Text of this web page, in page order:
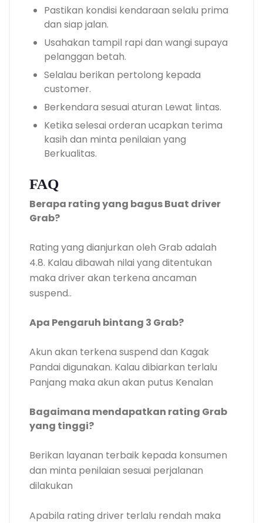
Pastikan kondisi kendaraan selalu prima
dan siap jalan.
Usahakan tampil rapi dan wangi supaya
pelanggan betah.
Selalau berikan pertolong kepada
customer.
Berkendara sesuai aturan Lewat lintas.
Ketika selesai orderan ucapkan terima
kasih dan minta penilaian yang
Berkualitas.
FAQ
Berapa rating yang bagus Buat driver
Grab?
Rating yang dianjurkan oleh Grab adalah
4.8. Kalau dibawah nilai yang ditentukan
maka driver akan terkena ancaman
suspend..
Apa Pengaruh bintang 3 Grab?
Akun akan terkena suspend dan Kagak
Pandai digunakan. Kalau dibiarkan terlalu
Panjang maka akun akan putus Kenalan
Bagaimana mendapatkan rating Grab
yang tinggi?
Berikan layanan terbaik kepada konsumen
dan minta penilaian sesuai perjalanan
dilakukan
Apabila rating driver terlalu rendah maka